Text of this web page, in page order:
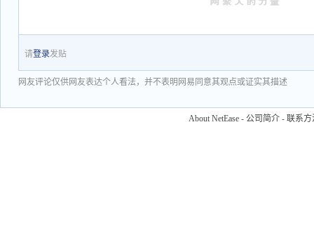
请登录发贴
网友评论仅供网友表达个人看法，并不表明网易同意其观点或证实其描述
About NetEase - 公司简介 - 联系方